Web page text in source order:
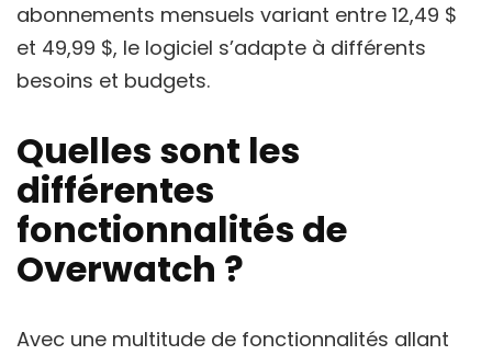
abonnements mensuels variant entre 12,49 $
et 49,99 $, le logiciel s’adapte à différents
besoins et budgets.
Quelles sont les
différentes
fonctionnalités de
Overwatch ?
Avec une multitude de fonctionnalités allant